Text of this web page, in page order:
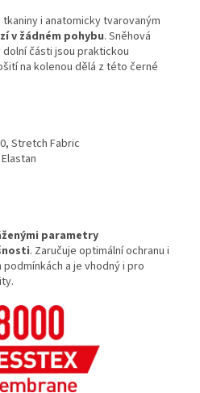
i anatomicky tvarovaným
v žádném pohybu. Sněhová
části jsou praktickou
na kolenou dělá z této černé
Stretch Fabric
parametry
. Zaručuje optimální ochranu i
a je vhodný i pro